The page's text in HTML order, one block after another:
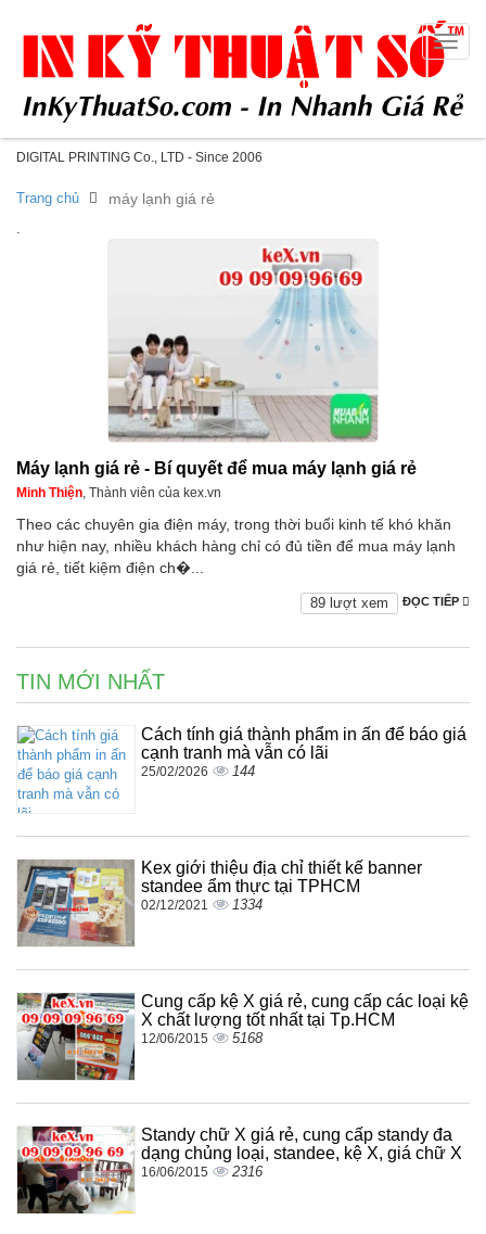
DIGITAL PRINTING Co., LTD - Since 2006
Toggle
Trang chủ máy lạnh giá rẻ
.
Máy lạnh giá rẻ - Bí quyết để mua máy lạnh giá rẻ
Minh Thiện, Thành viên của kex.vn
Theo các chuyên gia điện máy, trong thời buổi kinh tế khó khăn
như hiện nay, nhiều khách hàng chỉ có đủ tiền để mua máy lạnh
giá rẻ, tiết kiệm điện ch�...
ĐỌC TIẾP
89 lượt xem
TIN MỚI NHẤT
Cách tính giá thành phẩm in ấn để báo giá
cạnh tranh mà vẫn có lãi
25/02/2026 144
Kex giới thiệu địa chỉ thiết kế banner
standee ẩm thực tại TPHCM
02/12/2021 1334
Cung cấp kệ X giá rẻ, cung cấp các loại kệ
X chất lượng tốt nhất tại Tp.HCM
12/06/2015 5168
Standy chữ X giá rẻ, cung cấp standy đa
dạng chủng loại, standee, kệ X, giá chữ X
16/06/2015 2316